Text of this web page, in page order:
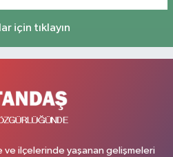
için tıklayın
ve ilçelerinde yaşanan gelişmeleri